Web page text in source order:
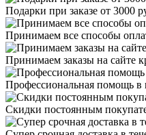
Подарки при заказе от 3000
Принимаем все способы
Принимаем заказы на сайте
Профессиональная помощь в
Скидки постоянным